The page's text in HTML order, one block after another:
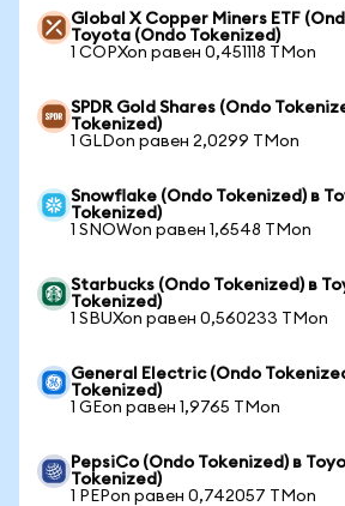
Global X Copper Miners ETF
Toyota (Ondo Tokenized)
1 COPXon равен 0,451118 TMon
SPDR Gold Shares (Ondo
Tokenized)
1 GLDon равен 2,0299 TMon
Snowflake (Ondo Tokenized) в
Tokenized)
1 SNOWon равен 1,6548 TMon
Starbucks (Ondo Tokenized) в
Tokenized)
1 SBUXon равен 0,560233 TMon
General Electric (Ondo
Tokenized)
1 GEon равен 1,9765 TMon
PepsiCo (Ondo Tokenized) в
Tokenized)
1 PEPon равен 0,742057 TMon